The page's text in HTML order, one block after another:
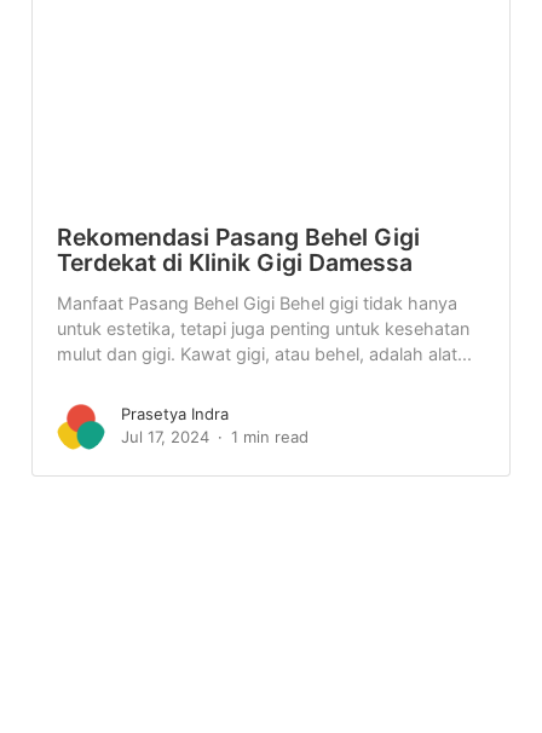
Rekomendasi Pasang Behel Gigi
Terdekat di Klinik Gigi Damessa
Manfaat Pasang Behel Gigi Behel gigi tidak hanya
untuk estetika, tetapi juga penting untuk kesehatan
mulut dan gigi. Kawat gigi, atau behel, adalah alat...
Prasetya Indra
Jul 17, 2024
1 min read